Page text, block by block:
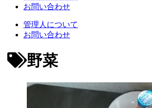
お問い合わせ
管理人について
お問い合わせ
野菜